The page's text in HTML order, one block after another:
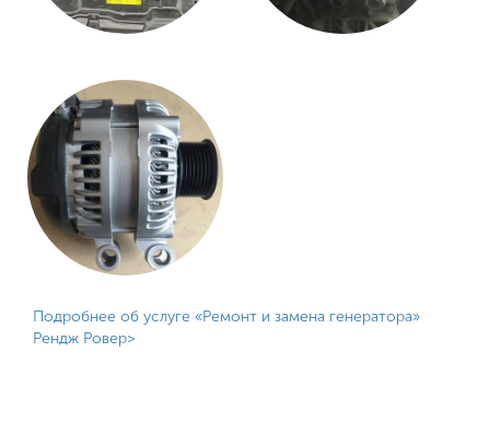
Подробнее об услуге «Ремонт и замена генератора»
Рендж Ровер